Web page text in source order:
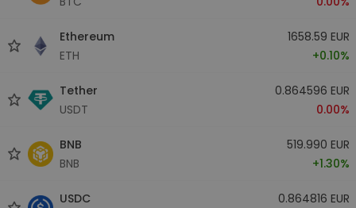
Ethereum
ETH
1658.59 EUR
+0.10%
Tether
USDT
0.864596 EUR
0.00%
BNB
BNB
519.990 EUR
+1.30%
USDC
0.864816 EUR